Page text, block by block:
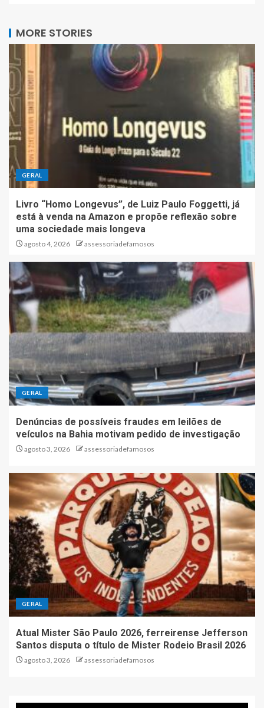
MORE STORIES
GERAL
Livro “Homo Longevus”, de Luiz Paulo Foggetti, já
está à venda na Amazon e propõe reflexão sobre
uma sociedade mais longeva
agosto 4, 2026 assessoriadefamosos
GERAL
Denúncias de possíveis fraudes em leilões de
veículos na Bahia motivam pedido de investigação
agosto 3, 2026 assessoriadefamosos
GERAL
Atual Mister São Paulo 2026, ferreirense Jefferson
Santos disputa o título de Mister Rodeio Brasil 2026
agosto 3, 2026 assessoriadefamosos